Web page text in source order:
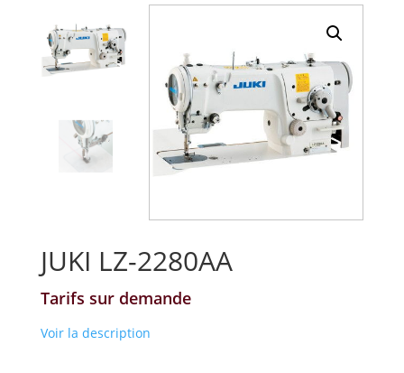
JUKI LZ-2280AA
Tarifs sur demande
Voir la description